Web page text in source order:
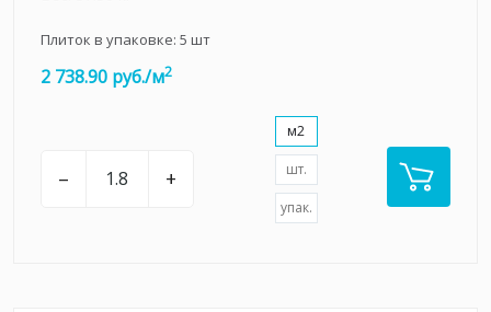
Плиток в упаковке: 5 шт
2 738.90 руб./м2
– +
м2
шт.
упак.